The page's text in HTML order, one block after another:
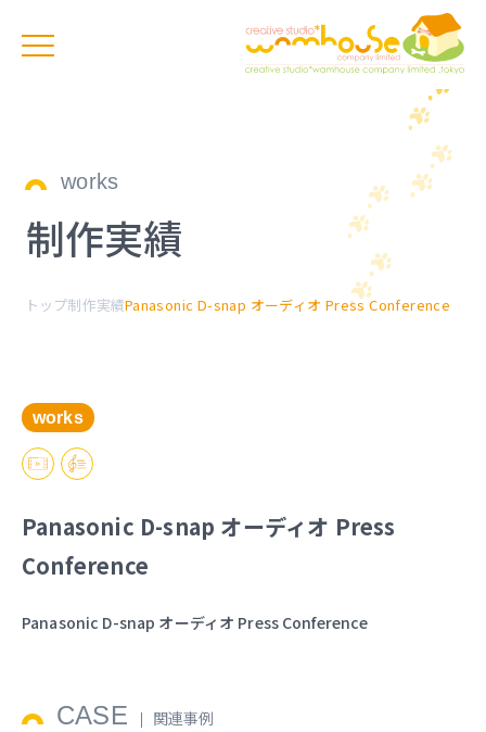
works
制作実績
トップ制作実績Panasonic D-snap オーディオ Press Conference
works
Panasonic D-snap オーディオ Press
Conference
Panasonic D-snap オーディオ Press Conference
CASE 関連事例